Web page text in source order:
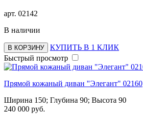
арт. 02142
В наличии
В КОРЗИНУ
КУПИТЬ В 1 КЛИК
Быстрый просмотр
Прямой кожаный диван "Элегант" 02160
Ширина 150; Глубина 90; Высота 90
240 000 руб.